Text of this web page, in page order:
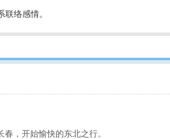
络感情。
，开始愉快的东北之行。